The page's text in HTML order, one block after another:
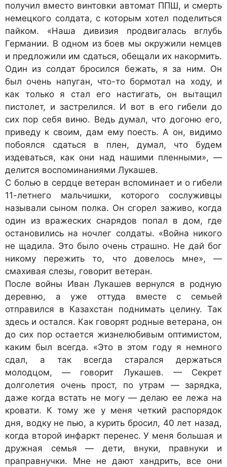
получил вместо винтовки автомат ППШ, и смерть
немецкого солдата, с которым хотел поделиться
пайком. «Наша дивизия продвигалась вглубь
Германии. В одном из боев мы окружили немцев
и предложили им сдаться, обещали их накормить.
Один из солдат бросился бежать, я за ним. Он
был очень напуган, что-то бормотал на ходу, и
как только я стал его настигать, он вытащил
пистолет, и застрелился. И вот в его гибели до
сих пор себя виню. Ведь думал, что догоню его,
приведу к своим, дам ему поесть. А он, видимо
побоялся сдаться в плен, думал, что будем
издеваться, как они над нашими пленными», —
делится воспоминаниями Лукашев.
С болью в сердце ветеран вспоминает и о гибели
11-летнего мальчишки, которого сослуживцы
называли сыном полка. Он сгорел заживо, когда
один из вражеских снарядов попал в дом, где
остановились на ночлег солдаты. «Война никого
не щадила. Это было очень страшно. Не дай бог
никому пережить то, что довелось мне», —
смахивая слезы, говорит ветеран.
После войны Иван Лукашев вернулся в родную
деревню, а уже оттуда вместе с семьей
отправился в Казахстан поднимать целину. Так
здесь и остался. Как говорят родные ветерана, он
до сих пор остается жизнелюбивым оптимистом,
каким был всегда. «Это в этом году я немного
сдал, а так всегда старался держаться
молодцом, — говорит Лукашев. — Секрет
долголетия очень прост, по утрам — зарядка,
даже когда встать не могу — делаю ее лежа на
кровати. К тому же у меня четкий распорядок
дня, водку не пью, а курить бросил, 40 лет назад,
когда второй инфаркт перенес. У меня большая и
дружная семья — дети, внуки, правнуки и
праправнучки. Мне не дают хандрить, все они